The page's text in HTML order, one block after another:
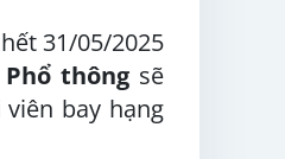
31/05/2025
Phổ thông sẽ
bay hạng